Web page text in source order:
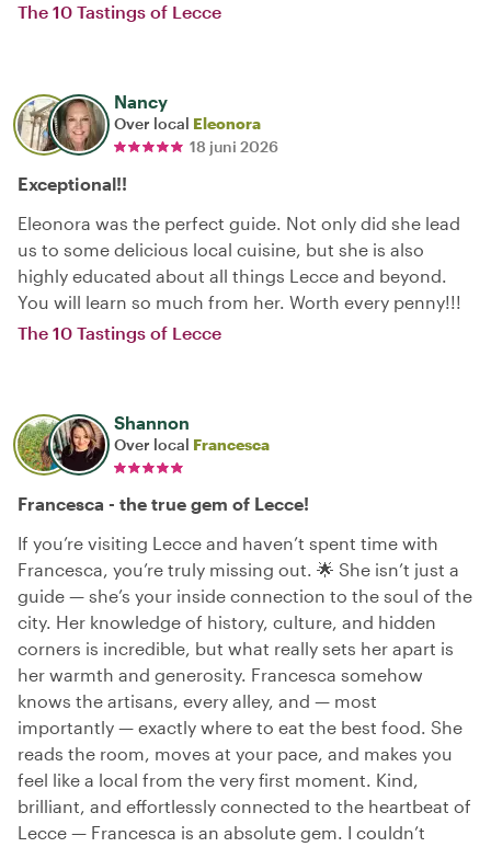
The 10 Tastings of Lecce
Nancy
Over local Eleonora
18 juni 2026
Exceptional!!
Eleonora was the perfect guide. Not only did she lead
us to some delicious local cuisine, but she is also
highly educated about all things Lecce and beyond.
You will learn so much from her. Worth every penny!!!
The 10 Tastings of Lecce
Shannon
Over local Francesca
Francesca - the true gem of Lecce!
If you’re visiting Lecce and haven’t spent time with
Francesca, you’re truly missing out. 🌟 She isn’t just a
guide — she’s your inside connection to the soul of the
city. Her knowledge of history, culture, and hidden
corners is incredible, but what really sets her apart is
her warmth and generosity. Francesca somehow
knows the artisans, every alley, and — most
importantly — exactly where to eat the best food. She
reads the room, moves at your pace, and makes you
feel like a local from the very first moment. Kind,
brilliant, and effortlessly connected to the heartbeat of
Lecce — Francesca is an absolute gem. I couldn’t